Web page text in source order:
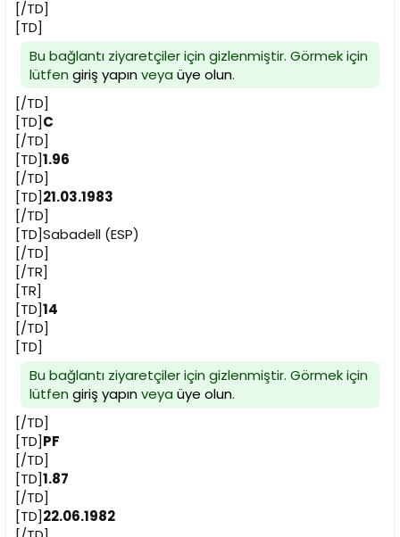
[/TD]
[TD]
Bu bağlantı ziyaretçiler için gizlenmiştir. Görmek için
lütfen giriş yapınveya üye olun.
[/TD]
[TD]C
[/TD]
[TD]1.96
[/TD]
[TD]21.03.1983
[/TD]
[TD]Sabadell (ESP)
[/TD]
[/TR]
[TR]
[TD]14
[/TD]
[TD]
Bu bağlantı ziyaretçiler için gizlenmiştir. Görmek için
lütfen giriş yapınveya üye olun.
[/TD]
[TD]PF
[/TD]
[TD]1.87
[/TD]
[TD]22.06.1982